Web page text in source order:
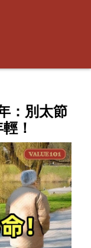
：別太節
！